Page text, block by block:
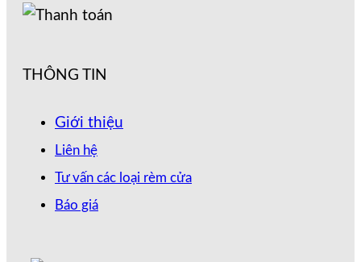
THÔNG TIN
Giới thiệu
Liên hệ
Tư vấn các loại rèm cửa
Báo giá